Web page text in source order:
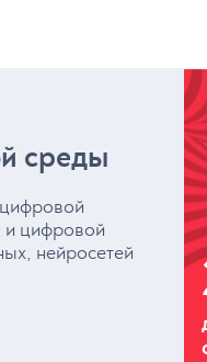
среды
и цифровой
нейросетей